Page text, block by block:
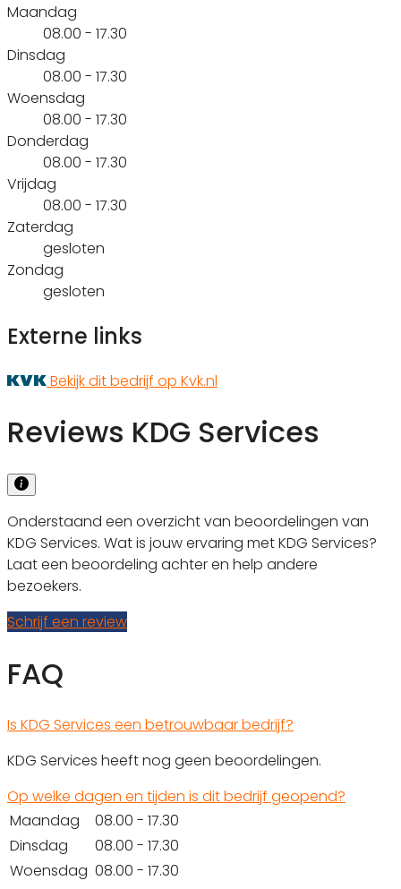
Maandag
08.00 - 17.30
Dinsdag
08.00 - 17.30
Woensdag
08.00 - 17.30
Donderdag
08.00 - 17.30
Vrijdag
08.00 - 17.30
Zaterdag
gesloten
Zondag
gesloten
Externe links
Bekijk dit bedrijf op Kvk.nl
Reviews KDG Services
Onderstaand een overzicht van beoordelingen van
KDG Services. Wat is jouw ervaring met KDG Services?
Laat een beoordeling achter en help andere
bezoekers.
Schrijf een review
FAQ
Is KDG Services een betrouwbaar bedrijf?
KDG Services heeft nog geen beoordelingen.
Op welke dagen en tijden is dit bedrijf geopend?
Maandag
08.00 - 17.30
Dinsdag
08.00 - 17.30
Woensdag 08.00 - 17.30